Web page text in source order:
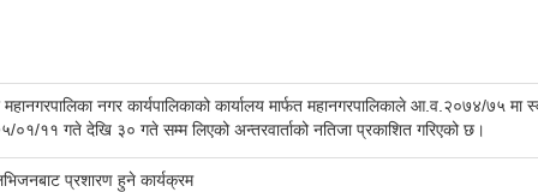
महानगरपालिका नगर कार्यपालिकाको कार्यालय मार्फत महानगरपालिकाले आ.व.२०७४/७५ मा
०१/११ गते देखि ३० गते सम्म लिएको अन्तरवार्ताको नतिजा प्रकाशित गरिएको छ।
प्रशारण हुने कार्यक्रम